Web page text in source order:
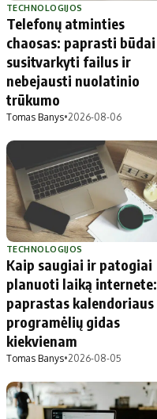
TECHNOLOGIJOS
Telefonų atminties
chaosas: paprasti būdai
susitvarkyti failus ir
nebejausti nuolatinio
trūkumo
Tomas Banys•2026-08-06
TECHNOLOGIJOS
Kaip saugiai ir patogiai
planuoti laiką internete:
paprastas kalendoriaus
programėlių gidas
kiekvienam
Tomas Banys•2026-08-05